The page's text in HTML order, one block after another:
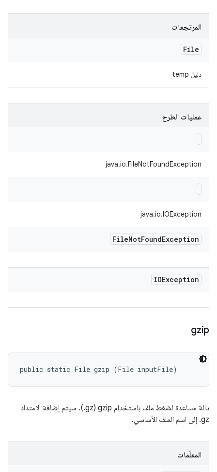
المرتجعات
File
دليل temp
عمليات الطرح
java.io.FileNotFoundException
java.io.IOException
FileNotFoundException
IOException
gzip
public static File gzip (File inputFile)
.gz إلى اسم الملف الأساسي.
المعلَمات